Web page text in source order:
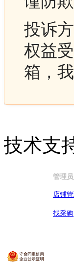
投诉
权益
箱，
技术支
管理员
店铺
找采购